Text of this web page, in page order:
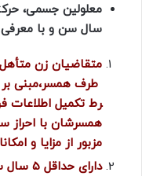
معلولین جسمی،
سال سن و با معرفی
متقاضیان زن متأهل
طرف همسر،مبنی بر
رط تکمیل اطلاعات
همسرشان با احراز
مزبور از مزایا و
دارای